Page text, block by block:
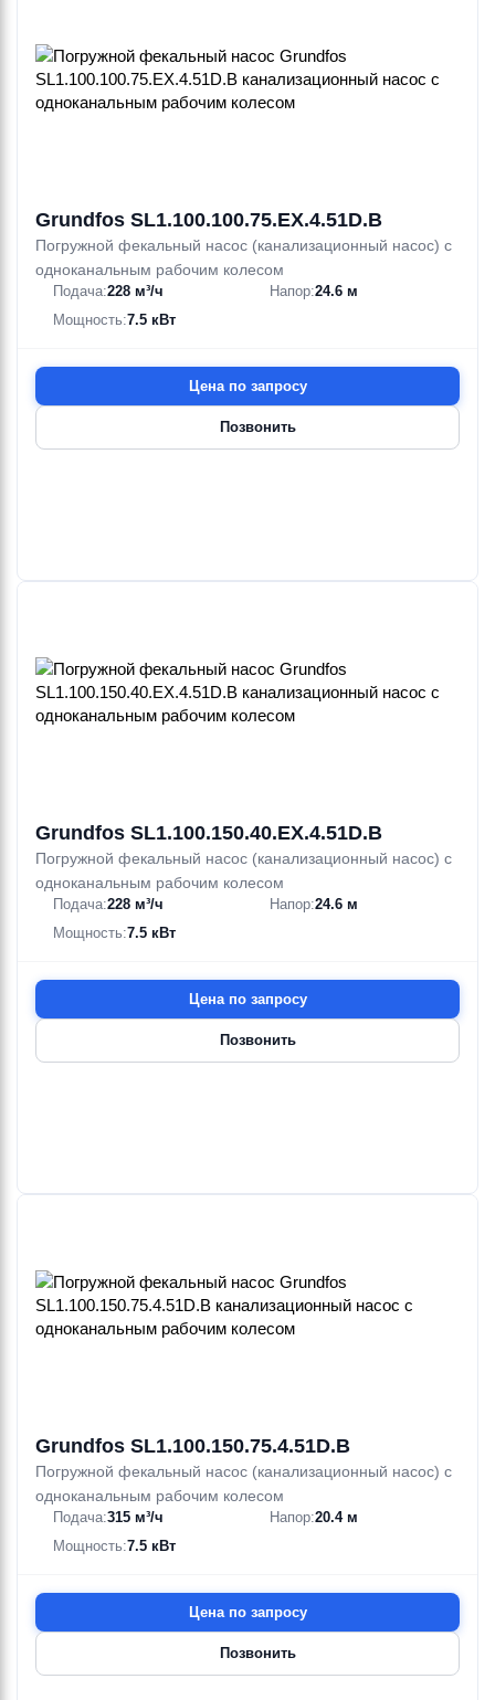
Grundfos SL1.100.100.75.EX.4.51D.B
Погружной фекальный насос (канализационный насос) с
одноканальным рабочим колесом
Подача:228 м³/ч Напор:24.6 м
Мощность:7.5 кВт
Цена по запросу
Позвонить
Grundfos SL1.100.150.40.EX.4.51D.B
Погружной фекальный насос (канализационный насос) с
одноканальным рабочим колесом
Подача:228 м³/ч Напор:24.6 м
Мощность:7.5 кВт
Цена по запросу
Позвонить
Grundfos SL1.100.150.75.4.51D.B
Погружной фекальный насос (канализационный насос) с
одноканальным рабочим колесом
Подача:315 м³/ч Напор:20.4 м
Мощность:7.5 кВт
Цена по запросу
Позвонить